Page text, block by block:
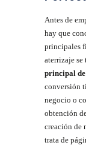
Antes de
hay que
principales
aterrizaje se
principal de
conversión
negocio o
obtención
creación de
trata de